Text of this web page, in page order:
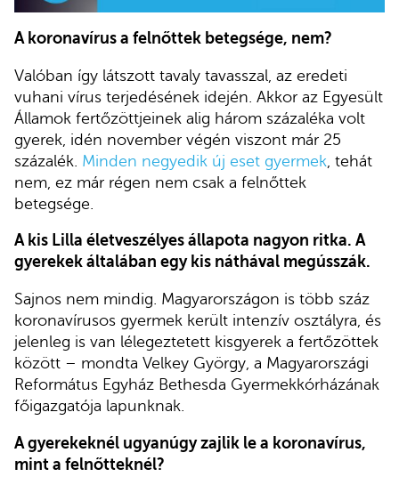
A koronavírus a felnőttek betegsége, nem?
Valóban így látszott tavaly tavasszal, az eredeti
vuhani vírus terjedésének idején. Akkor az Egyesült
Államok fertőzöttjeinek alig három százaléka volt
gyerek, idén november végén viszont már 25
százalék. Minden negyedik új eset gyermek , tehát
nem, ez már régen nem csak a felnőttek
betegsége.
A kis Lilla életveszélyes állapota nagyon ritka. A
gyerekek általában egy kis náthával megússzák.
Sajnos nem mindig. Magyarországon is több száz
koronavírusos gyermek került intenzív osztályra, és
jelenleg is van lélegeztetett kisgyerek a fertőzöttek
között – mondta Velkey György, a Magyarországi
Református Egyház Bethesda Gyermekkórházának
főigazgatója lapunknak.
A gyerekeknél ugyanúgy zajlik le a koronavírus,
mint a felnőtteknél?